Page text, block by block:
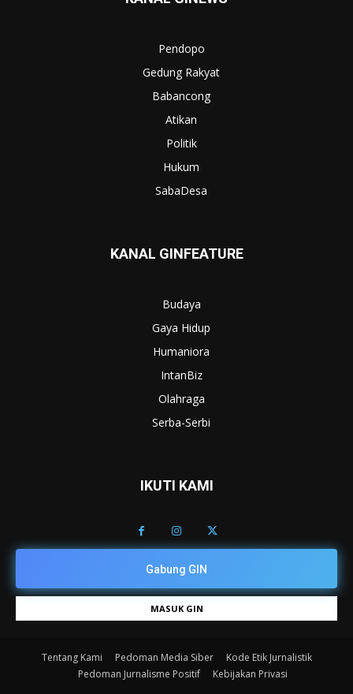
Pendopo
Gedung Rakyat
Babancong
Atikan
Politik
Hukum
SabaDesa
KANAL GINFEATURE
Budaya
Gaya Hidup
Humaniora
IntanBiz
Olahraga
Serba-Serbi
IKUTI KAMI
Gabung GIN
MASUK GIN
Tentang Kami Pedoman Media Siber
Kode Etik Jurnalistik
Pedoman Jurnalisme Positif
Kebijakan Privasi